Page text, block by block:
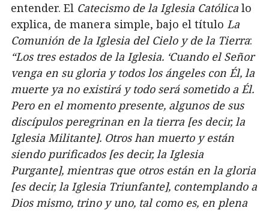
entender. El Catecismo de la Iglesia Católica lo
explica, de manera simple, bajo el título La
Comunión de la Iglesia del Cielo y de la Tierra:
“Los tres estados de la Iglesia. ‘Cuando el Señor
venga en su gloria y todos los ángeles con Él, la
muerte ya no existirá y todo será sometido a Él.
Pero en el momento presente, algunos de sus
discípulos peregrinan en la tierra [es decir, la
Iglesia Militante]. Otros han muerto y están
siendo purificados [es decir, la Iglesia
Purgante], mientras que otros están en la gloria
[es decir, la Iglesia Triunfante], contemplando a
Dios mismo, trino y uno, tal como es, en plena